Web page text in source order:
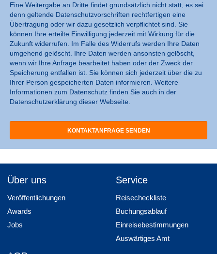
Eine Weitergabe an Dritte findet grundsätzlich nicht statt, es sei
denn geltende Datenschutzvorschriften rechtfertigen eine
Übertragung oder wir dazu gesetzlich verpflichtet sind. Sie
können Ihre erteilte Einwilligung jederzeit mit Wirkung für die
Zukunft widerrufen. Im Falle des Widerrufs werden Ihre Daten
umgehend gelöscht. Ihre Daten werden ansonsten gelöscht,
wenn wir Ihre Anfrage bearbeitet haben oder der Zweck der
Speicherung entfallen ist. Sie können sich jederzeit über die zu
Ihrer Person gespeicherten Daten informieren. Weitere
Informationen zum Datenschutz finden Sie auch in der
Datenschutzerklärung dieser Webseite.
Über uns
Veröffentlichungen
Awards
Jobs
Service
Reisecheckliste
Buchungsablauf
Einreisebestimmungen
Auswärtiges Amt